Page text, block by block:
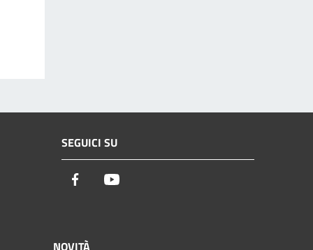
SEGUICI SU
Facebook
NOVITÀ